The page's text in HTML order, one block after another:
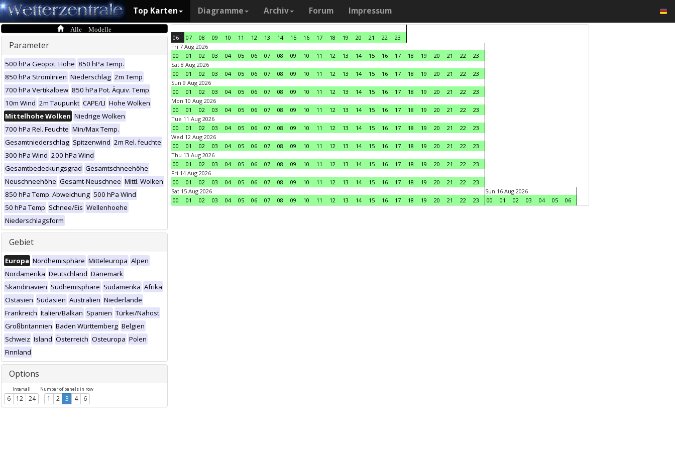
Top Karten Diagramme Archiv Forum Impressum
Alle Modelle
Parameter
500 hPa Geopot. Höhe 850 hPa Temp.
850 hPa Stromlinien Niederschlag 2m Temp
700 hPa Vertikalbew 850 hPa Pot. Äquiv. Temp
10m Wind 2m Taupunkt CAPE/LI Hohe Wolken
Mittelhohe Wolken Niedrige Wolken
700 hPa Rel. Feuchte Min/Max Temp.
Gesamtniederschlag Spitzenwind 2m Rel. feuchte
300 hPa Wind 200 hPa Wind
Gesamtbedeckungsgrad Gesamtschneehöhe
Neuschneehöhe Gesamt-Neuschnee Mittl. Wolken
850 hPa Temp. Abweichung 500 hPa Wind
50 hPa Temp Schnee/Eis Wellenhoehe
Niederschlagsform
Gebiet
Europa Nordhemisphäre Mitteleuropa Alpen
Nordamerika Deutschland Dänemark
Skandinavien Südhemisphäre Südamerika Afrika
Ostasien Südasien Australien Niederlande
Frankreich Italien/Balkan Spanien Türkei/Nahost
Großbritannien Baden Württemberg Belgien
Schweiz Island Österreich Osteuropa Polen
Finnland
Options
Intervall
6 12 24
Number of panels in row
1 2 3 4 6
06 07 08 09 10 11 12 13 14 15 16 17 18 19 20 21 22
23
Fri 7 Aug 2026
00
01 02 03 04 05 06 07 08 09 10 11 12 13 14 15 16 17 18 19 20 21 22
23
Sat 8 Aug 2026
00
01 02 03 04 05 06 07 08 09 10 11 12 13 14 15 16 17 18 19 20 21 22
23
Sun 9 Aug 2026
00
01 02 03 04 05 06 07 08 09 10 11 12 13 14 15 16 17 18 19 20 21 22
23
Mon 10 Aug 2026
00
01 02 03 04 05 06 07 08 09 10 11 12 13 14 15 16 17 18 19 20 21 22
23
Tue 11 Aug 2026
00
01 02 03 04 05 06 07 08 09 10 11 12 13 14 15 16 17 18 19 20 21 22
23
Wed 12 Aug 2026
00
01 02 03 04 05 06 07 08 09 10 11 12 13 14 15 16 17 18 19 20 21 22
23
Thu 13 Aug 2026
00
01 02 03 04 05 06 07 08 09 10 11 12 13 14 15 16 17 18 19 20 21 22
23
Fri 14 Aug 2026
00
01 02 03 04 05 06 07 08 09 10 11 12 13 14 15 16 17 18 19 20 21 22
23
Sat 15 Aug 2026
00
01 02 03 04 05 06 07 08 09 10 11 12 13 14 15 16 17 18 19 20 21 22 23
Sun 16 Aug 2026
00
01 02 03 04 05 06